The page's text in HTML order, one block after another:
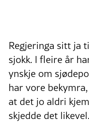
Regjeringa sitt ja
sjokk. I fleire år
ynskje om
har vore
at det jo aldri
skjedde det likevel.